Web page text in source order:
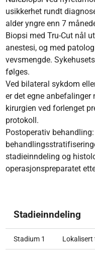
usikkerhet rundt
alder yngre enn 7
Biopsi med Tru-Cut nål
anestesi, og med
vevsmengde.
følges.
Ved bilateral sykdom
er det egne anbefalinger
kirurgien ved forlenget
protokoll.
Postoperativ
stadieinndeling og
operasjonspreparatet
Stadieinndeling
Stadium 1 Lokalisert